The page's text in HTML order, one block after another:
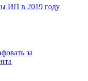
ИП в 2019 году
за